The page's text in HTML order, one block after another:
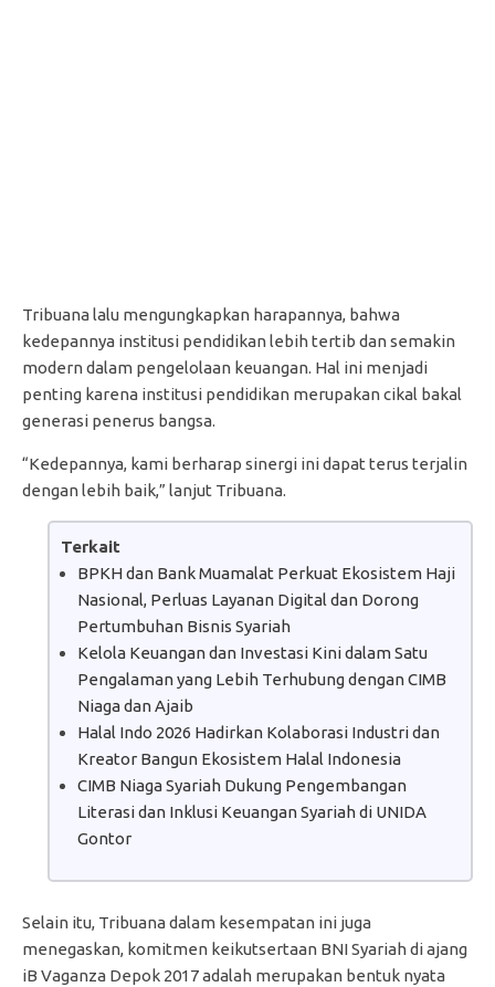
Tribuana lalu mengungkapkan harapannya, bahwa
kedepannya institusi pendidikan lebih tertib dan semakin
modern dalam pengelolaan keuangan. Hal ini menjadi
penting karena institusi pendidikan merupakan cikal bakal
generasi penerus bangsa.
“Kedepannya, kami berharap sinergi ini dapat terus terjalin
dengan lebih baik,” lanjut Tribuana.
Terkait
BPKH dan Bank Muamalat Perkuat Ekosistem Haji
Nasional, Perluas Layanan Digital dan Dorong
Pertumbuhan Bisnis Syariah
Kelola Keuangan dan Investasi Kini dalam Satu
Pengalaman yang Lebih Terhubung dengan CIMB
Niaga dan Ajaib
Halal Indo 2026 Hadirkan Kolaborasi Industri dan
Kreator Bangun Ekosistem Halal Indonesia
CIMB Niaga Syariah Dukung Pengembangan
Literasi dan Inklusi Keuangan Syariah di UNIDA
Gontor
Selain itu, Tribuana dalam kesempatan ini juga
menegaskan, komitmen keikutsertaan BNI Syariah di ajang
iB Vaganza Depok 2017 adalah merupakan bentuk nyata